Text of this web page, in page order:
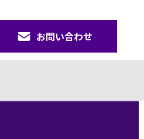
お問い合わせ